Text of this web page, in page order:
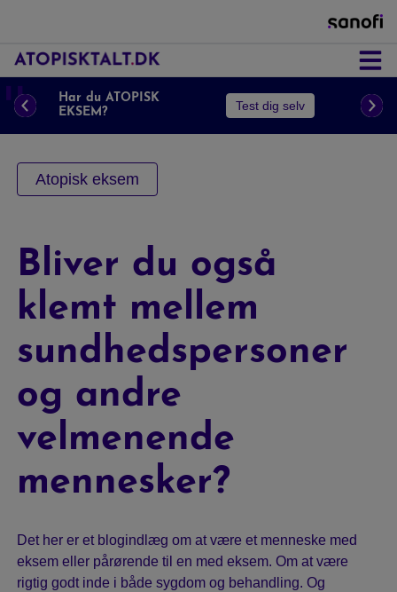
Astma
Prurigo Nodularis
KOL
Sygdomssammenhæng
Test
❚❚
Har du ATOPISK
EKSEM?
Test dig selv
Atopisk eksem
Bliver du også
klemt mellem
sundhedspersoner
og andre
velmenende
mennesker?
Det her er et blogindlæg om at være et menneske med
eksem eller pårørende til en med eksem. Om at være
rigtig godt inde i både sygdom og behandling. Og